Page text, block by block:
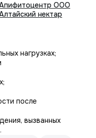
ООО
нектар
нагрузках;
после
вызванных